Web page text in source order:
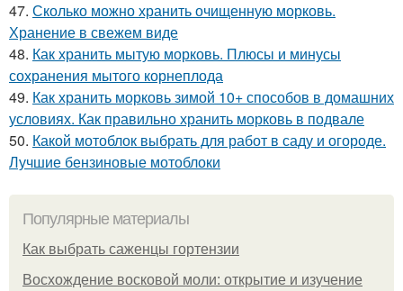
47. Сколько можно хранить очищенную морковь.
Хранение в свежем виде
48. Как хранить мытую морковь. Плюсы и минусы
сохранения мытого корнеплода
49. Как хранить морковь зимой 10+ способов в домашних
условиях. Как правильно хранить морковь в подвале
50. Какой мотоблок выбрать для работ в саду и огороде.
Лучшие бензиновые мотоблоки
Популярные материалы
Как выбрать саженцы гортензии
Восхождение восковой моли: открытие и изучение